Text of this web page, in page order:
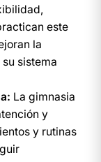
este
la
sistema
La gimnasia
y
y rutinas